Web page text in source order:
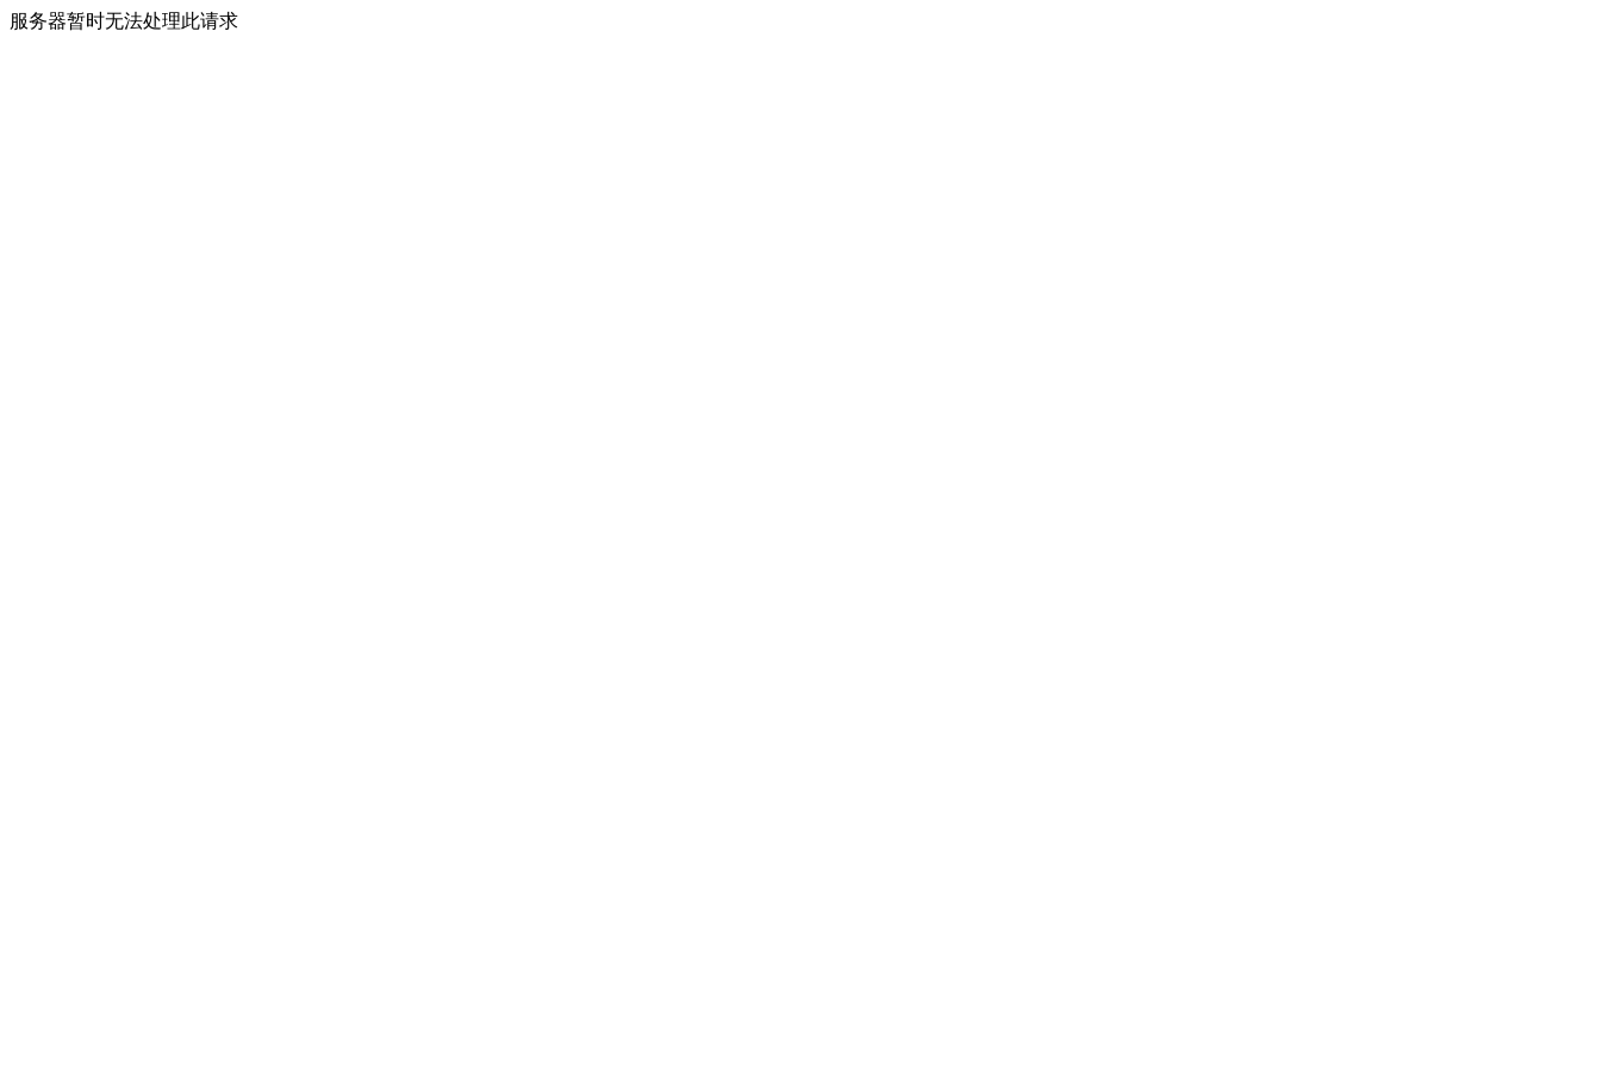
服务器暂时无法处理此请求